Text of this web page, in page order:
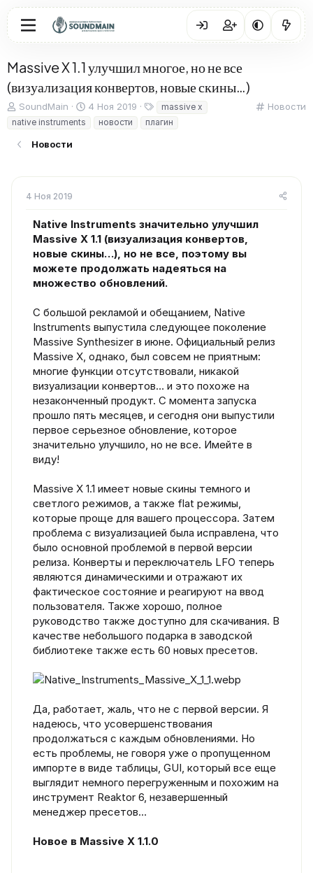
Massive X 1.1 улучшил многое, но не все
(визуализация конвертов, новые скины…)
К
Новости
А
в
т
о
SoundMain
Д
а
т
а
4 Ноя 2019
е
г
massive x
native instruments
новости плагин
Новости
4 Ноя 2019
Native Instruments значительно улучшил
Massive X 1.1 (визуализация конвертов,
новые скины…), но не все, поэтому вы
можете продолжать надеяться на
множество обновлений.
С большой рекламой и обещанием, Native
Instruments выпустила следующее поколение
Massive Synthesizer в июне. Официальный релиз
Massive X, однако, был совсем не приятным:
многие функции отсутствовали, никакой
визуализации конвертов… и это похоже на
незаконченный продукт. С момента запуска
прошло пять месяцев, и сегодня они выпустили
первое серьезное обновление, которое
значительно улучшило, но не все. Имейте в
виду!
Massive X 1.1 имеет новые скины темного и
светлого режимов, а также flat режимы,
которые проще для вашего процессора. Затем
проблема с визуализацией была исправлена, что
было основной проблемой в первой версии
релиза. Конверты и переключатель LFO теперь
являются динамическими и отражают их
фактическое состояние и реагируют на ввод
пользователя. Также хорошо, полное
руководство также доступно для скачивания. В
качестве небольшого подарка в заводской
библиотеке также есть 60 новых пресетов.
Да, работает, жаль, что не с первой версии. Я
надеюсь, что усовершенствования
продолжаться с каждым обновлениями. Но
есть проблемы, не говоря уже о пропущенном
импорте в виде таблицы, GUI, который все еще
выглядит немного перегруженным и похожим на
инструмент Reaktor 6, незавершенный
менеджер пресетов…
Новое в Massive X 1.1.0